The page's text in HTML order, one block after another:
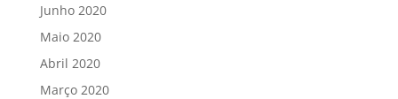
Junho 2020
Maio 2020
Abril 2020
Março 2020